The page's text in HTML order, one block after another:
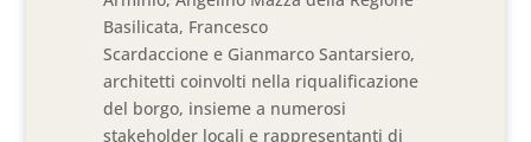
Basilicata, Francesco
Scardaccione e Gianmarco Santarsiero,
architetti coinvolti nella riqualificazione
del borgo, insieme a numerosi
stakeholder locali e rappresentanti di